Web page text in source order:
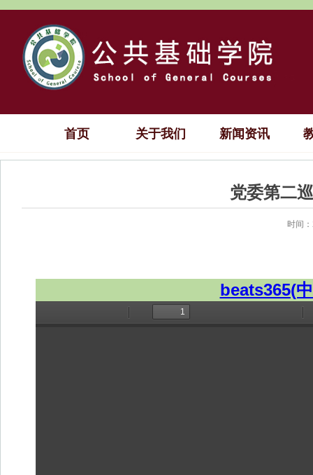
首页 关于我们 新闻资讯
党委第二
时间